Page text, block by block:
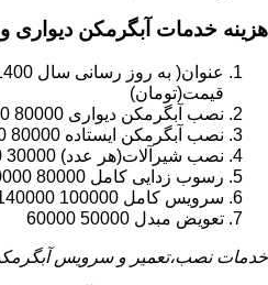
هزینه خدمات آبگرمکن دیواری و
قیمت(تومان)
نصب آبگرمکن دیواری 80000 120000
نصب آبگرمکن ایستاده 80000 140000
نصب شیرآلات(هر عدد) 30000 35000
رسوب زدایی کامل 80000 120000
سرویس کامل 100000 140000
تعویض مبدل 50000 60000
خدمات نصب،تعمیر و سرویس